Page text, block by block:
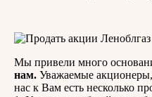
Мы привели много
нам. Уважаемые
нас к Вам есть несколько